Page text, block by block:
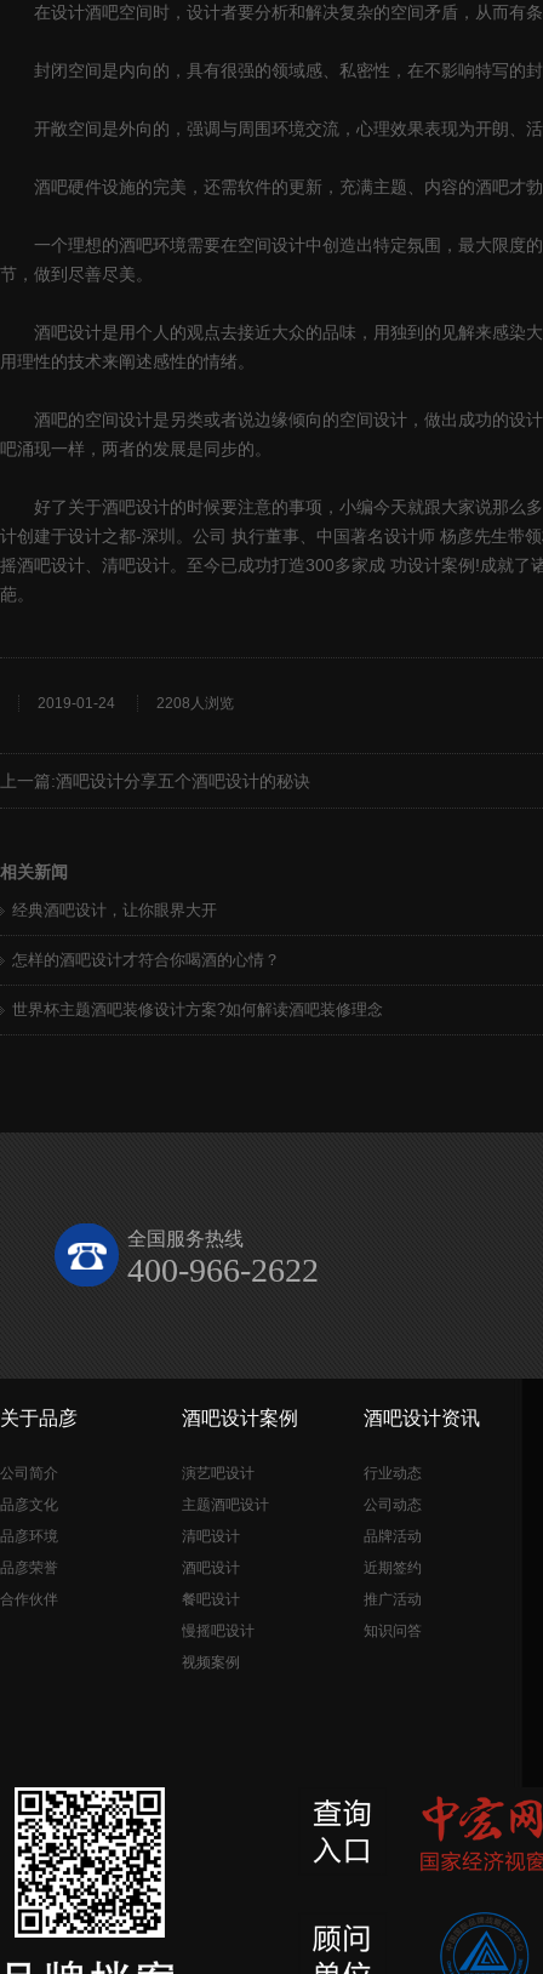
在设计酒吧空间时，设计者要分析和解决复杂的空间矛盾，从而有
封闭空间是内向的，具有很强的领域感、私密性，在不影响特写的
开敞空间是外向的，强调与周围环境交流，心理效果表现为开朗、
酒吧硬件设施的完美，还需软件的更新，充满主题、内容的酒吧才
一个理想的酒吧环境需要在空间设计中创造出特定氛围，最大限度
节，做到尽善尽美。
酒吧设计是用个人的观点去接近大众的品味，用独到的见解来感染
用理性的技术来阐述感性的情绪。
酒吧的空间设计是另类或者说边缘倾向的空间设计，做出成功的设
吧涌现一样，两者的发展是同步的。
好了关于酒吧设计的时候要注意的事项，小编今天就跟大家说那么
计创建于设计之都-深圳。公司 执行董事、中国著名设计师 杨彦先生带
摇酒吧设计、清吧设计。至今已成功打造300多家成 功设计案例!成就
葩。
2019-01-24 2208人浏览
上一篇:酒吧设计分享五个酒吧设计的秘诀
相关新闻
经典酒吧设计，让你眼界大开
怎样的酒吧设计才符合你喝酒的心情？
世界杯主题酒吧装修设计方案?如何解读酒吧装修理念
全国服务热线
400-966-2622
关于品彦
公司简介
品彦文化
品彦环境
品彦荣誉
合作伙伴
酒吧设计案例
演艺吧设计
主题酒吧设计
清吧设计
酒吧设计
餐吧设计
慢摇吧设计
视频案例
酒吧设计资讯
行业动态
公司动态
品牌活动
近期签约
推广活动
知识问答